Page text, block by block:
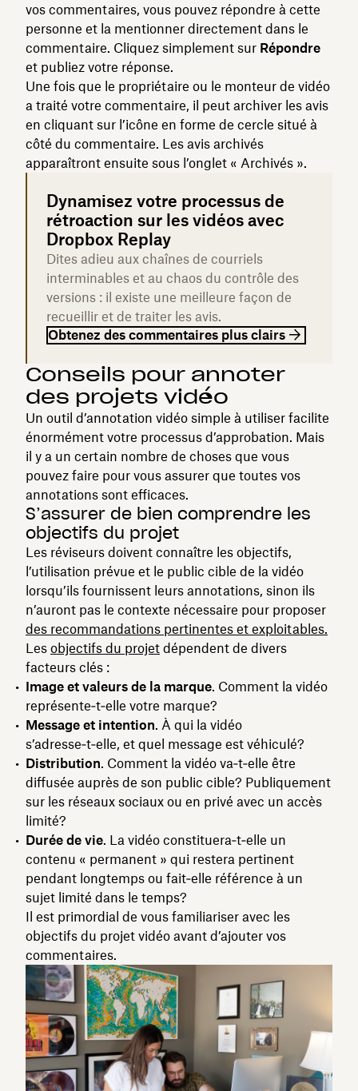
vos commentaires, vous pouvez répondre à cette
personne et la mentionner directement dans le
commentaire. Cliquez simplement sur Répondre
et publiez votre réponse.
Une fois que le propriétaire ou le monteur de vidéo
a traité votre commentaire, il peut archiver les avis
en cliquant sur l’icône en forme de cercle situé à
côté du commentaire. Les avis archivés
apparaîtront ensuite sous l’onglet « Archivés ».
Dynamisez votre processus de
rétroaction sur les vidéos avec
Dropbox Replay
Dites adieu aux chaînes de courriels
interminables et au chaos du contrôle des
versions : il existe une meilleure façon de
recueillir et de traiter les avis.
Obtenez des commentaires plus clairs
Conseils pour annoter
des projets vidéo
Un outil d’annotation vidéo simple à utiliser facilite
énormément votre processus d’approbation. Mais
il y a un certain nombre de choses que vous
pouvez faire pour vous assurer que toutes vos
annotations sont efficaces.
S’assurer de bien comprendre les
objectifs du projet
Les réviseurs doivent connaître les objectifs,
l’utilisation prévue et le public cible de la vidéo
lorsqu’ils fournissent leurs annotations, sinon ils
n’auront pas le contexte nécessaire pour proposer
des recommandations pertinentes et exploitables.
Les objectifs du projet dépendent de divers
facteurs clés :
Image et valeurs de la marque. Comment la vidéo
représente‑t‑elle votre marque?
Message et intention. À qui la vidéo
s’adresse‑t‑elle, et quel message est véhiculé?
Distribution. Comment la vidéo va‑t‑elle être
diffusée auprès de son public cible? Publiquement
sur les réseaux sociaux ou en privé avec un accès
limité?
Durée de vie. La vidéo constituera‑t‑elle un
contenu « permanent » qui restera pertinent
pendant longtemps ou fait‑elle référence à un
sujet limité dans le temps?
Il est primordial de vous familiariser avec les
objectifs du projet vidéo avant d’ajouter vos
commentaires.